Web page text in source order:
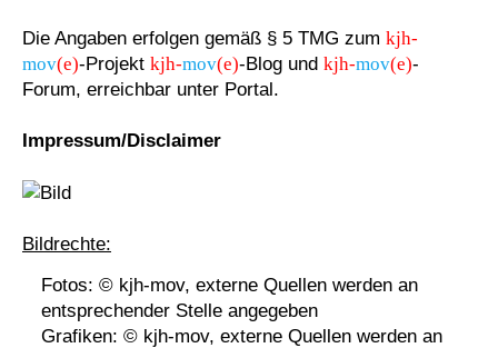
Die Angaben erfolgen gemäß § 5 TMG zum kjh-
mov(e)-Projekt kjh-mov(e)-Blog und kjh-mov(e)-
Forum, erreichbar unter Portal.
Impressum/Disclaimer
Bildrechte:
Fotos: © kjh-mov, externe Quellen werden an
entsprechender Stelle angegeben
Grafiken: © kjh-mov, externe Quellen werden an